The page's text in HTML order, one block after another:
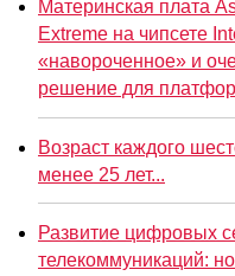
Материнская плата
Extreme на чипсете
«навороченное» и
решение для
Возраст каждого
менее 25 лет...
Развитие цифровых
телекоммуникаций: